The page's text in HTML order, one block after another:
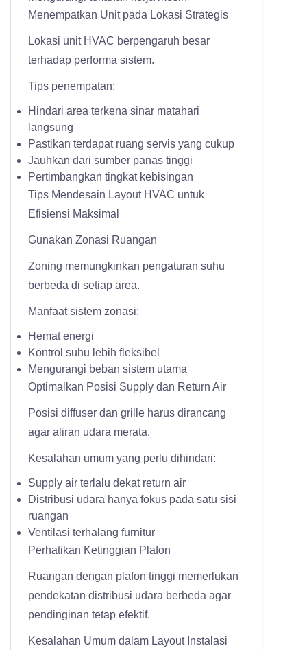
Menempatkan Unit pada Lokasi Strategis
Lokasi unit HVAC berpengaruh besar
terhadap performa sistem.
Tips penempatan:
Hindari area terkena sinar matahari
langsung
Pastikan terdapat ruang servis yang cukup
Jauhkan dari sumber panas tinggi
Pertimbangkan tingkat kebisingan
Tips Mendesain Layout HVAC untuk
Efisiensi Maksimal
Gunakan Zonasi Ruangan
Zoning memungkinkan pengaturan suhu
berbeda di setiap area.
Manfaat sistem zonasi:
Hemat energi
Kontrol suhu lebih fleksibel
Mengurangi beban sistem utama
Optimalkan Posisi Supply dan Return Air
Posisi diffuser dan grille harus dirancang
agar aliran udara merata.
Kesalahan umum yang perlu dihindari:
Supply air terlalu dekat return air
Distribusi udara hanya fokus pada satu sisi
ruangan
Ventilasi terhalang furnitur
Perhatikan Ketinggian Plafon
Ruangan dengan plafon tinggi memerlukan
pendekatan distribusi udara berbeda agar
pendinginan tetap efektif.
Kesalahan Umum dalam Layout Instalasi